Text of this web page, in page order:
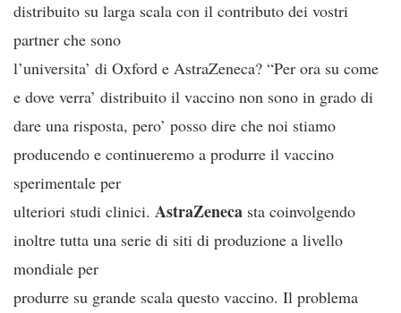
distribuito su larga scala con il contributo dei vostri
partner che sono
l’universita’ di Oxford e AstraZeneca? “Per ora su come
e dove verra’ distribuito il vaccino non sono in grado di
dare una risposta, pero’ posso dire che noi stiamo
producendo e continueremo a produrre il vaccino
sperimentale per
ulteriori studi clinici. AstraZeneca sta coinvolgendo
inoltre tutta una serie di siti di produzione a livello
mondiale per
produrre su grande scala questo vaccino. Il problema